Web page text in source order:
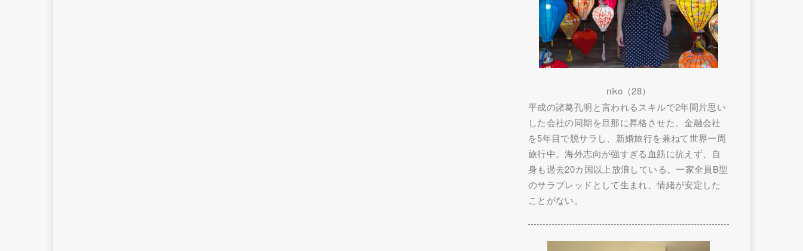
niko（28）
平成の諸葛孔明と言われるスキルで2年間片思い
した会社の同期を旦那に昇格させた。金融会社
を5年目で脱サラし、新婚旅行を兼ねて世界一周
旅行中。海外志向が強すぎる血筋に抗えず、自
身も過去20カ国以上放浪している。一家全員B型
のサラブレッドとして生まれ、情緒が安定した
ことがない。